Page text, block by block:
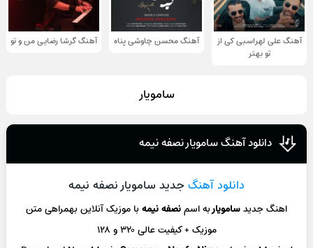
آهنگ علی لهراسبی کی از
تو ‌بهتر
آهنگ محسن چاوشی پناه آهنگ گرشا رضایی من و تو
سامویار
دانلود آهنگ سامویار نصفه نیمه
دانلود آهنگ جدید سامویار نصفه نیمه
اهنگ جدیدسامویاربه اسمنصفه نیمهبا موزیک آنلاینبهمراهی متن
موزیک + کیفیت عالی ۳۲۰ و ۱۲۸